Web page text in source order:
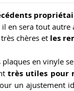
en sera tout autre
chères et les
plaques en vinyle
très utiles pour
un ajustement